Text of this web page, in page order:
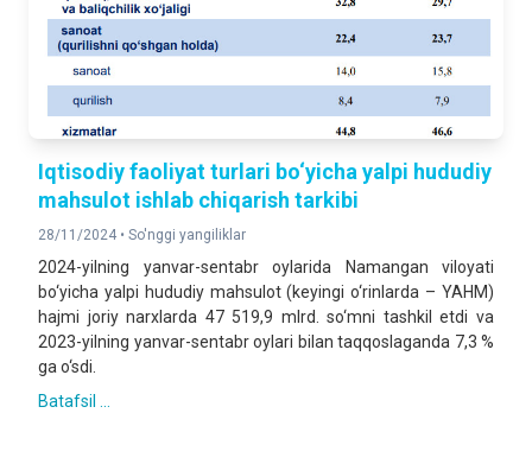
Iqtisodiy faoliyat turlari bo‘yicha yalpi hududiy
mahsulot ishlab chiqarish tarkibi
28/11/2024 • So'nggi yangiliklar
2024-yilning yanvar-sentabr oylarida Namangan viloyati
bo‘yicha yalpi hududiy mahsulot (keyingi o‘rinlarda – YAHM)
hajmi joriy narxlarda 47 519,9 mlrd. so‘mni tashkil etdi va
2023-yilning yanvar-sentabr oylari bilan taqqoslaganda 7,3 %
ga o‘sdi.
Batafsil ...